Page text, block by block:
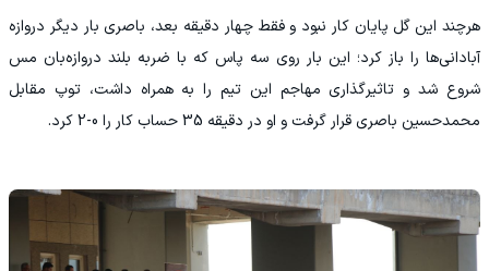
هرچند این گل پایان کار نبود و فقط چهار دقیقه بعد، باصری بار دیگر دروازه
آبادانی‌ها را باز کرد؛ این بار روی سه پاس که با ضربه بلند دروازه‌بان مس
شروع شد و تاثیرگذاری مهاجم این تیم را به همراه داشت، توپ مقابل
محمدحسین باصری قرار گرفت و او در دقیقه 35 حساب کار را 0-2 کرد.